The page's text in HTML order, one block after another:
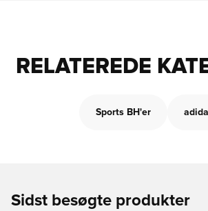
RELATEREDE
Sports BH'er
Sidst besøgte produkter